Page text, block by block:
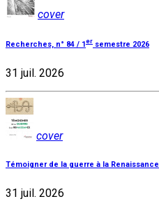
cover
Recherches, n° 84 / 1 er semestre 2026
31 juil. 2026
cover
Témoigner de la guerre à la Renaissance
31 juil. 2026